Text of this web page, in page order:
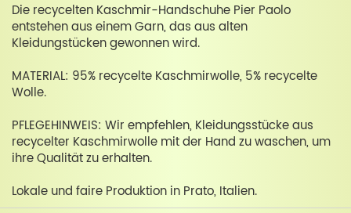
Die recycelten Kaschmir-Handschuhe Pier Paolo
entstehen aus einem Garn, das aus alten
Kleidungstücken gewonnen wird.
MATERIAL: 95% recycelte Kaschmirwolle, 5% recycelte
Wolle.
PFLEGEHINWEIS: Wir empfehlen, Kleidungsstücke aus
recycelter Kaschmirwolle mit der Hand zu waschen, um
ihre Qualität zu erhalten.
Lokale und faire Produktion in Prato, Italien.